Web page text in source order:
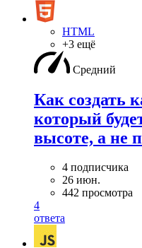
HTML
+3 ещё
Средний
Как создать
который
высоте, а не
4 подписчика
26 июн.
442 просмотра
4
ответа